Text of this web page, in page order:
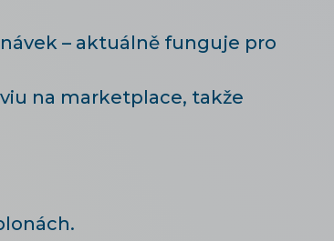
– aktuálně funguje pro
na marketplace, takže